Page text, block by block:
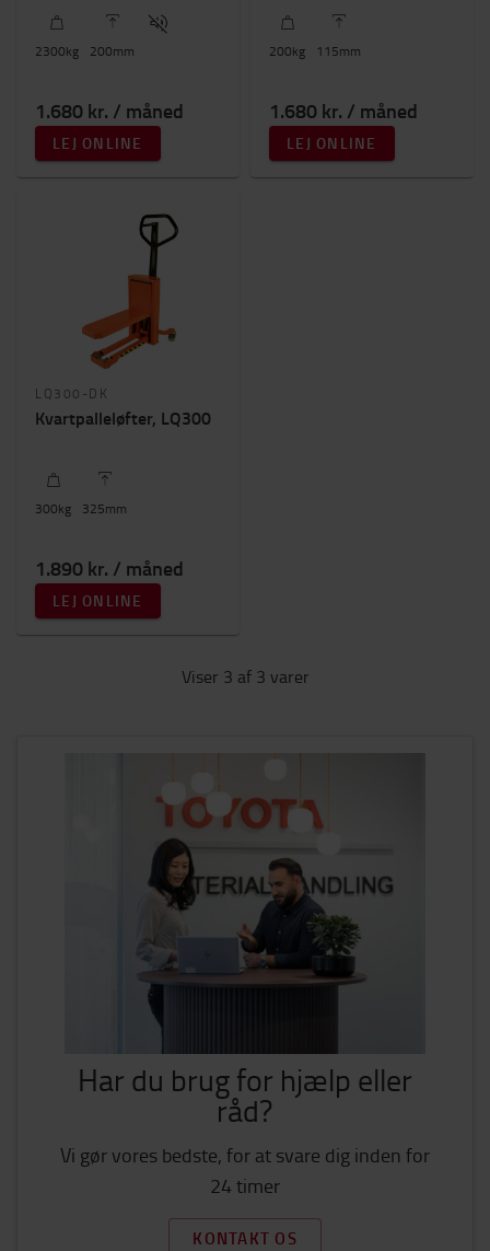
2300kg 200mm
1.680 kr. / måned
LEJ ONLINE
200kg 115mm
1.680 kr. / måned
LEJ ONLINE
LQ300-DK
Kvartpalleløfter, LQ300
300kg 325mm
1.890 kr. / måned
LEJ ONLINE
Viser 3 af 3 varer
Har du brug for hjælp eller
råd?
Vi gør vores bedste, for at svare dig inden for
24 timer
KONTAKT OS